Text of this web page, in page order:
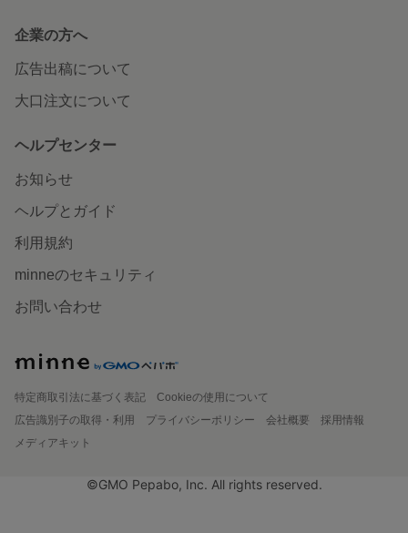
企業の方へ
広告出稿について
大口注文について
ヘルプセンター
お知らせ
ヘルプとガイド
利用規約
minneのセキュリティ
お問い合わせ
特定商取引法に基づく表記
Cookieの使用について
広告識別子の取得・利用
プライバシーポリシー 会社概要
採用情報
メディアキット
©GMO Pepabo, Inc. All rights reserved.